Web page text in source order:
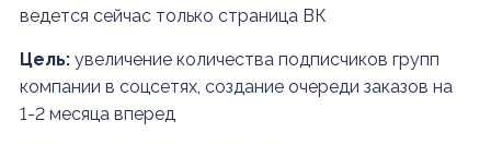
ведется сейчас только страница ВК
Цель: увеличение количества подписчиков групп
компании в соцсетях, создание очереди заказов на
1-2 месяца вперед